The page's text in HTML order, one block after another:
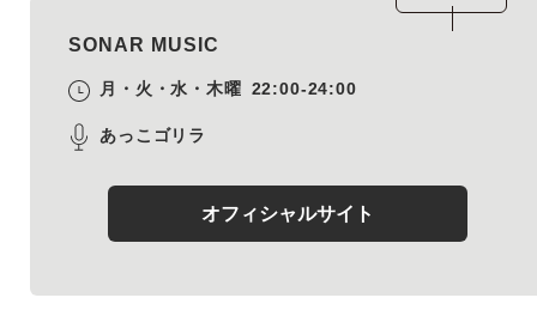
SONAR MUSIC
月・火・水・木曜 22:00-24:00
あっこゴリラ
オフィシャルサイト